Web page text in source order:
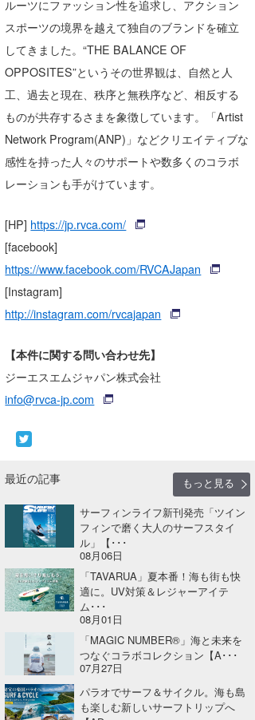
ルーツにファッション性を追求し、アクション
スポーツの境界を越えて独自のブランドを確立
してきました。“THE BALANCE OF
OPPOSITES”というその世界観は、自然と人
工、過去と現在、秩序と無秩序など、相反する
ものが共存するさまを象徴しています。「Artist
Network Program(ANP)」などクリエイティブな
感性を持った人々のサポートや数多くのコラボ
レーションも手がけています。
[HP] https://jp.rvca.com/
[facebook]
https://www.facebook.com/RVCAJapan
[Instagram]
http://instagram.com/rvcajapan
【本件に関する問い合わせ先】
ジーエスエムジャパン株式会社
info@rvca-jp.com
最近の記事
もっと見る
サーフィンライフ新刊発売「ツイン
フィンで磨く大人のサーフスタイ
ル」【･･･
08月06日
「TAVARUA」夏本番！海も街も快
適に。UV対策＆レジャーアイテ
ム･･･
08月01日
「MAGIC NUMBER®」海と未来を
つなぐコラボコレクション【A･･･
07月27日
パラオでサーフ＆サイクル。海も島
も楽しむ新しいサーフトリップへ